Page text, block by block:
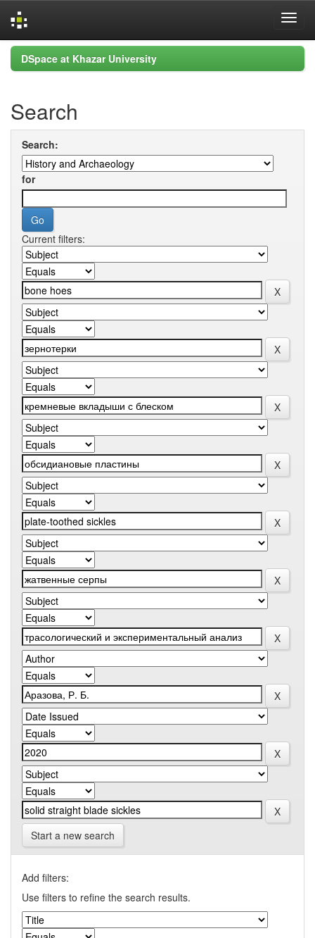
Skip
navigation
DSpace at Khazar University
Search
Search:
for
Current filters:
Start a new search
Add filters:
Use filters to refine the search results.